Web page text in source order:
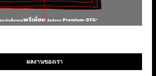
ผลงานของเรา